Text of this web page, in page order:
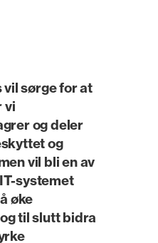
vil sørge for at
vi
og deler
og
vil bli en av
systemet
øke
til slutt bidra